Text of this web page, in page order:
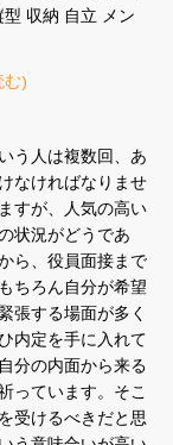
収納 自立 メン
む)
う人は複数回、あ
なければなりませ
すが、人気の高い
状況がどうであ
ら、役員面接まで
ちろん自分が希望
張する場面が多く
内定を手に入れて
分の内面から来る
っています。そこ
受けるべきだと思